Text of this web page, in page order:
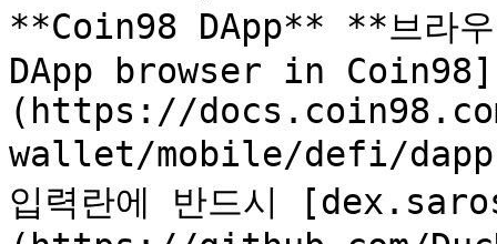
**Coin98 DApp** **브라
DApp browser in Coin98]
(https://
wallet/mobile/defi/dapp-
입력란에 반드시